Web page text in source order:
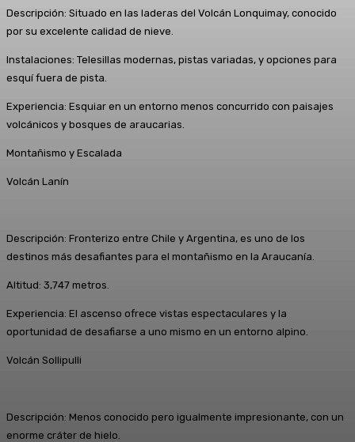
Descripción: Situado en las laderas del Volcán Lonquimay, conocido
por su excelente calidad de nieve.
Instalaciones: Telesillas modernas, pistas variadas, y opciones para
esquí fuera de pista.
Experiencia: Esquiar en un entorno menos concurrido con paisajes
volcánicos y bosques de araucarias.
Montañismo y Escalada
Volcán Lanín
Descripción: Fronterizo entre Chile y Argentina, es uno de los
destinos más desafiantes para el montañismo en la Araucanía.
Altitud: 3,747 metros.
Experiencia: El ascenso ofrece vistas espectaculares y la
oportunidad de desafiarse a uno mismo en un entorno alpino.
Volcán Sollipulli
Descripción: Menos conocido pero igualmente impresionante, con un
enorme cráter de hielo.